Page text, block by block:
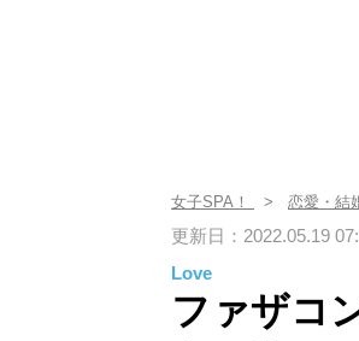
女子SPA！ 恋愛・結
更新日：2022.05.19
Love
ファザコ